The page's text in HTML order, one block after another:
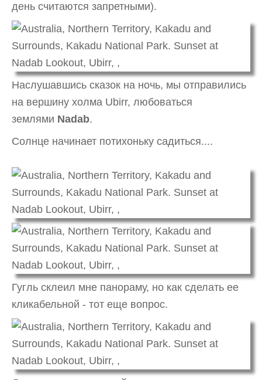
день считаются запретными).
Наслушавшись сказок на ночь, мы отправились
на вершину холма Ubirr, любоваться
землями Nadab.
Солнце начинает потихоньку садиться....
Гугль склеил мне панораму, но как сделать ее
кликабельной - тот еще вопрос.